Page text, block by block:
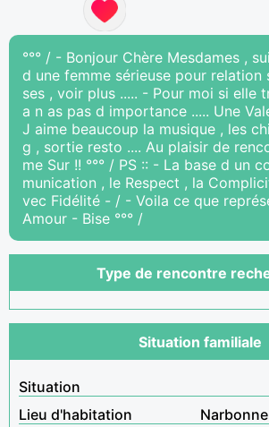
°°° / - Bonjour Chère Mesdames ,
d une femme sérieuse pour relation
ses , voir plus ..... - Pour moi si elle
a n as pas d importance ..... Une
J aime beaucoup la musique , les
g , sortie resto .... Au plaisir de
me Sur !! °°° / PS :: - La base d un
munication , le Respect , la
vec Fidélité - / - Voila ce que
Amour - Bise °°° /
Type de rencontre
Situation familiale
Situation
Lieu d'habitation
Narbonne